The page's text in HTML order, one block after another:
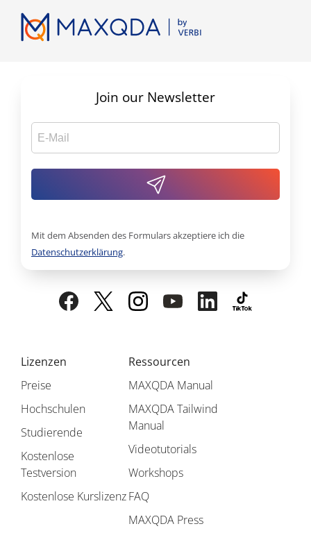
Lizenzen
Preise
Hochschulen
Studierende
Kostenlose
Testversion
Kostenlose Kurslizenz
Ressourcen
MAXQDA Manual
MAXQDA Tailwind
Manual
Videotutorials
Workshops
FAQ
MAXQDA Press
Join our Newsletter
Mit dem Absenden des Formulars akzeptiere ich die
Datenschutzerklärung.